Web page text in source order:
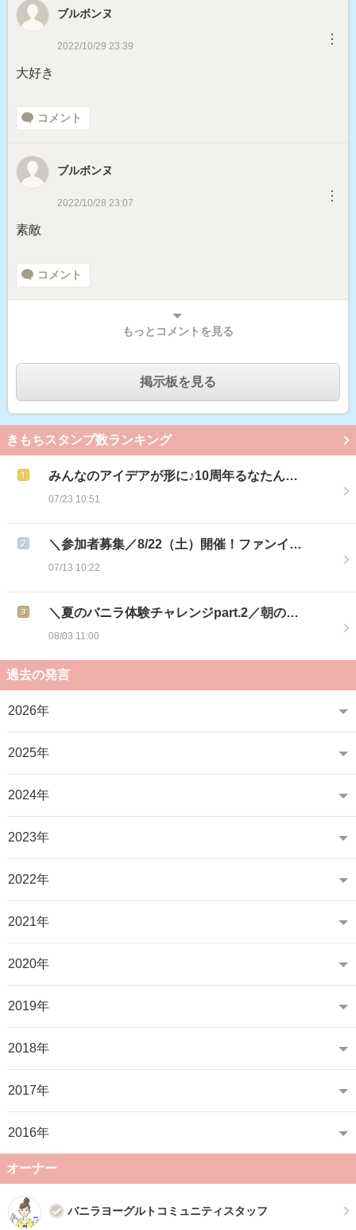
ブルボンヌ
2022/10/29 23:39 ︙
大好き
コメント
ブルボンヌ
2022/10/28 23:07 ︙
素敵
コメント
もっとコメントを見る
掲示板を見る
きもちスタンプ数ランキング
みんなのアイデアが形に♪10周年るなたん…
07/23 10:51
＼参加者募集／8/22（土）開催！ファンイ…
07/13 10:22
＼夏のバニラ体験チャレンジpart.2／朝の…
08/03 11:00
過去の発言
2026年
2025年
2024年
2023年
2022年
2021年
2020年
2019年
2018年
2017年
2016年
オーナー
バニラヨーグルトコミュニティスタッフ